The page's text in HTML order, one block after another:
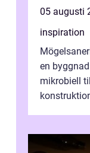
05 augusti
inspiration
en
mikrobiell